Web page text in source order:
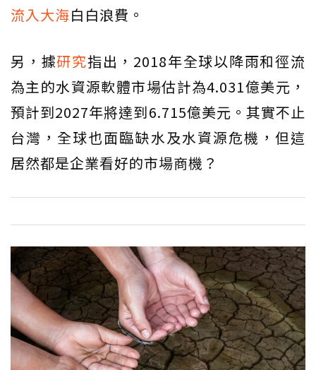
流入大海白白浪費。
另，據研究指出，2018年全球以降雨和徑流
為主的水資源軟體市場估計為4.031億美元，
預計到2027年將達到6.715億美元。其實不止
台灣，全球也面臨缺水及水資源危機，但這
居然都是企業看好的市場商機？